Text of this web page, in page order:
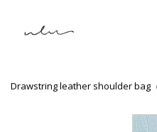
Drawstring leather shoulder bag